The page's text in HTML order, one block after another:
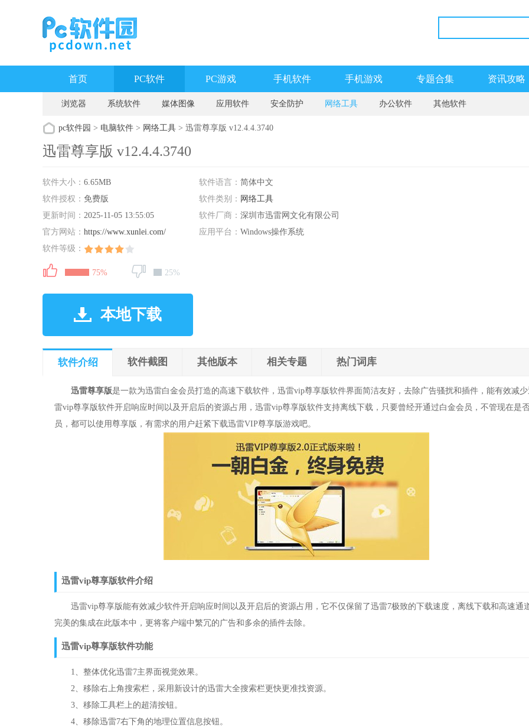
首页 PC软件 PC游戏 手机软件 手机游戏 专题合集 资讯攻略
浏览器 系统软件 媒体图像 应用软件 安全防护 网络工具 办公软件 其他软件
pc软件园 > 电脑软件 > 网络工具 > 迅雷尊享版 v12.4.4.3740
迅雷尊享版 v12.4.4.3740
软件大小： 6.65MB 软件语言： 简体中文
软件授权： 免费版 软件类别： 网络工具
更新时间： 2025-11-05 13:55:05 软件厂商： 深圳市迅雷网文化有限公司
官方网站： https://www.xunlei.com/ 应用平台： Windows操作系统
软件等级：
75% 25%
本地下载
软件介绍 软件截图 其他版本 相关专题 热门词库
迅雷尊享版是一款为迅雷白金会员打造的高速下载软件，迅雷vip尊享版软件界面简洁友好，去除广告骚扰和插件，能有效减
雷vip尊享版软件开启响应时间以及开启后的资源占用，迅雷vip尊享版软件支持离线下载，只要曾经开通过白金会员，不管现在是
员，都可以使用尊享版，有需求的用户赶紧下载迅雷VIP尊享版游戏吧。
迅雷vip尊享版软件介绍
迅雷vip尊享版能有效减少软件开启响应时间以及开启后的资源占用，它不仅保留了迅雷7极致的下载速度，离线下载和高速通
完美的集成在此版本中，更将客户端中繁冗的广告和多余的插件去除。
迅雷vip尊享版软件功能
1、整体优化迅雷7主界面视觉效果。
2、移除右上角搜索栏，采用新设计的迅雷大全搜索栏更快更准找资源。
3、移除工具栏上的超清按钮。
4、移除迅雷7右下角的地理位置信息按钮。